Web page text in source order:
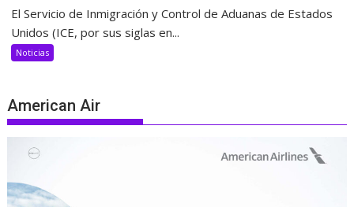
El Servicio de Inmigración y Control de Aduanas de Estados
Unidos (ICE, por sus siglas en...
Noticias
American Air